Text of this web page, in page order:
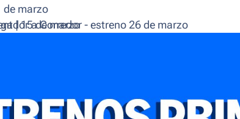
de marzo
a Corredor - estreno 26 de marzo
| 15 de marzo